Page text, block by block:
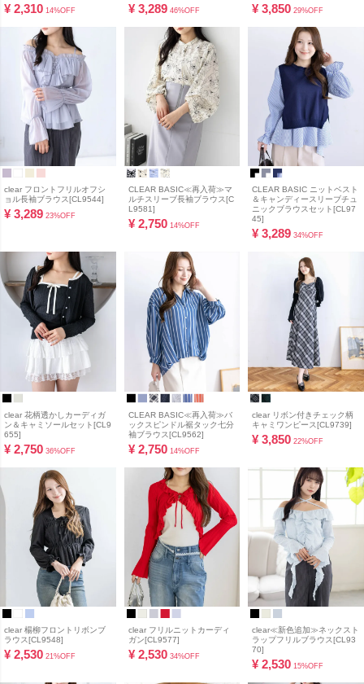
¥ 2,310 14%OFF ¥ 3,289 46%OFF ¥ 3,850 29%OFF
clear フロントフリルオフシ
ョル長袖ブラウス[CL9544]
¥ 3,289 23%OFF
CLEAR BASIC≪再入荷≫マ
ルチスリーブ長袖ブラウス[C
L9581]
¥ 2,750 14%OFF
CLEAR BASIC ニットベスト
＆キャンディースリーブチュ
ニックブラウスセット[CL97
45]
¥ 3,289 34%OFF
clear 花柄透かしカーディガ
ン＆キャミソールセット[CL9
655]
¥ 2,750 36%OFF
CLEAR BASIC≪再入荷≫バ
ックスピンドル裾タック七分
袖ブラウス[CL9562]
¥ 2,750 14%OFF
clear リボン付きチェック柄
キャミワンピース[CL9739]
¥ 3,850 22%OFF
clear 楊柳フロントリボンブ
ラウス[CL9548]
¥ 2,530 21%OFF
clear フリルニットカーディ
ガン[CL9577]
¥ 2,530 34%OFF
clear≪新色追加≫ネックスト
ラップフリルブラウス[CL93
70]
¥ 2,530 15%OFF